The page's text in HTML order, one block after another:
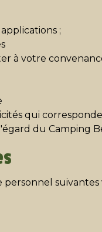
;
à votre
qui
du Camping
personnel